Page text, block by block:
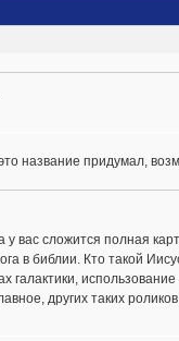
название придумал,
у вас сложится полная
в библии. Кто такой
других таких